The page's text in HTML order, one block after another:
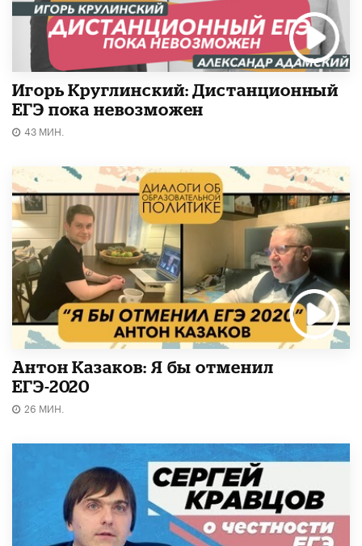
Игорь Круглинский: Дистанционный
ЕГЭ пока невозможен
43 МИН.
Антон Казаков: Я бы отменил
ЕГЭ-2020
26 МИН.